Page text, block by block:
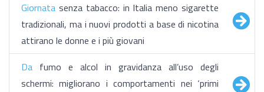
Giornata senza tabacco: in Italia meno sigarette
tradizionali, ma i nuovi prodotti a base di nicotina
attirano le donne e i più giovani
Da fumo e alcol in gravidanza all’uso degli
schermi: migliorano i comportamenti nei ‘primi